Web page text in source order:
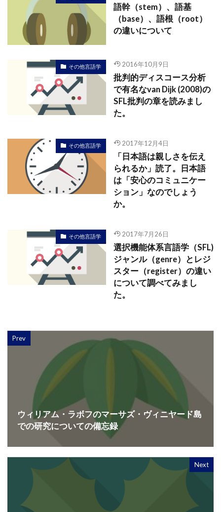
語幹（stem）、語基
（base）、語根（root）
の違いについて
その他言語学 2016年10月9日
批判的ディスコース分析
で有名なvan Dijk (2008)の
SFL批判の章を読みまし
た。
その他言語学 2017年12月4日
「日本語は親しさを伝え
られるか」読了。日本語
は「安心のコミュニケー
ション」なのでしょう
か。
その他言語学 2017年7月26日
選択機能体系言語学（SFL)
ジャンル（genre）とレジ
スター（register）の違い
について調べてみまし
た。
Prev
ウィリアム・ラボフのマーサズ・ヴィニヤード島
での研究についての備忘録
Next